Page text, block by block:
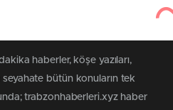
haberler, köşe yazıları,
bütün konuların tek
trabzonhaberleri.xyz haber